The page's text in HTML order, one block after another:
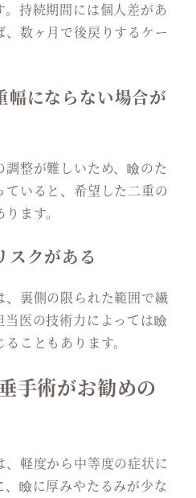
持続期間には個人差があ
、数ヶ月で後戻りするケー
幅にならない場合が
整が難しいため、瞼のた
ていると、希望した二重の
ます。
スクがある
裏側の限られた範囲で繊
医の技術力によっては瞼
こともあります。
手術がお勧めの
軽度から中等度の症状に
瞼に厚みやたるみが少な